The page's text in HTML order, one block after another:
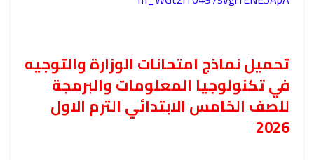
تحميل نماذج امتحانات الوزارة والتوجيه
في تكنولوجيا المعلومات والبرمجة
للصف الخامس الابتدائي الترم الاول
2026